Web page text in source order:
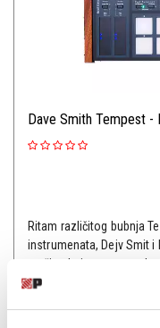
Dave Smith Tempest -
Ritam različitog bubnja
instrumenata, Dejv Smit
mašina koja stvara
za sintezu, a koristi i